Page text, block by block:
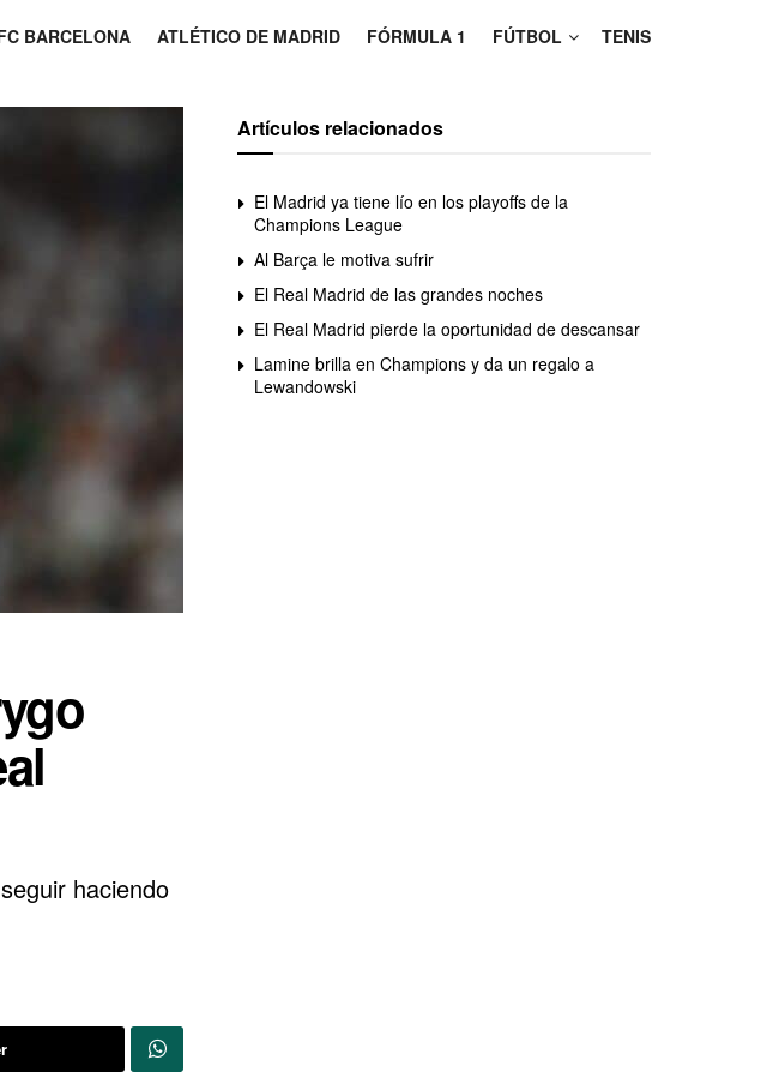
BARCELONA ATLÉTICO DE MADRID FÓRMULA 1 FÚTBOL TENIS
haciendo
Artículos relacionados
El Madrid ya tiene lío en los playoffs de la
Champions League
Al Barça le motiva sufrir
El Real Madrid de las grandes noches
El Real Madrid pierde la oportunidad de descansar
Lamine brilla en Champions y da un regalo a
Lewandowski